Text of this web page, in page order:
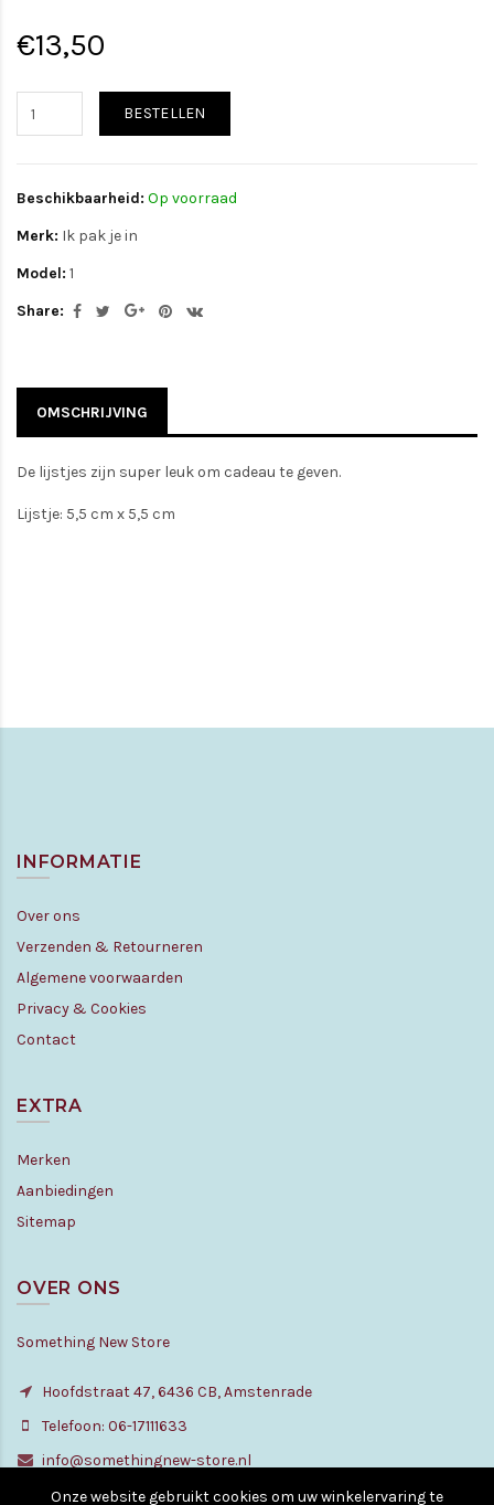
€13,50
BESTELLEN
Beschikbaarheid: Op voorraad
Merk: Ik pak je in
Model: 1
Share:
OMSCHRIJVING
De lijstjes zijn super leuk om cadeau te geven.
Lijstje: 5,5 cm x 5,5 cm
INFORMATIE
Over ons
Verzenden & Retourneren
Algemene voorwaarden
Privacy & Cookies
Contact
EXTRA
Merken
Aanbiedingen
Sitemap
OVER ONS
Something New Store
Hoofdstraat 47, 6436 CB, Amstenrade
Telefoon: 06-17111633
info@somethingnew-store.nl
Onze website gebruikt cookies om uw winkelervaring te